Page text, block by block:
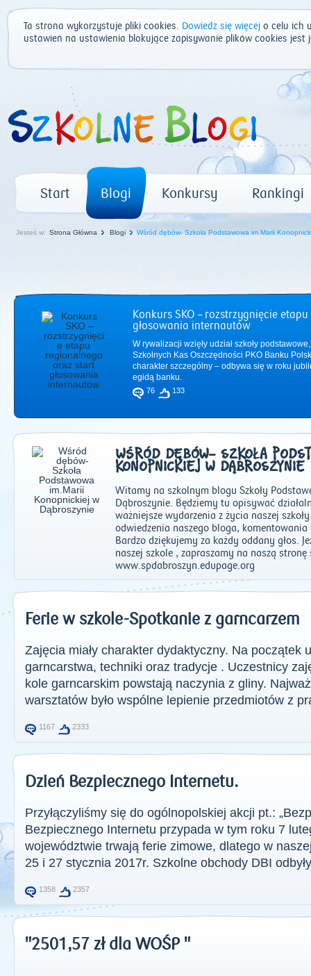
Ta strona wykorzystuje pliki cookies. Dowiedz się więcej o celu ich
ustawień na ustawienia blokujące zapisywanie plików cookies
Start Blogi Konkursy Rankingi
Jesteś w: Strona Główna Blogi Wśród dębów- Szkoła Podstawowa im.Marii
Konkurs SKO – rozstrzygnięcie
głosowania internautów
W rywalizacji wzięły udział szkoły
Szkolnych Kas Oszczędności PKO Banku
charakter szczególny – odbywa się w roku
egidą banku.
76 133
WŚRÓD DĘBÓW- SZKOŁA
KONOPNICKIEJ W DĄBROSZYNIE
Witamy na szkolnym blogu Szkoły
Dąbroszynie. Będziemy tu opisywać
ważniejsze wydarzenia z życia naszej
odwiedzenia naszego bloga,
Bardzo dziękujemy za każdy oddany głos.
naszej szkole , zapraszamy na naszą stronę
www.spdabroszyn.edupage.org
Ferie w szkole-Spotkanie z garncarzem
Zajęcia miały charakter dydaktyczny. Na początek
garncarstwa, techniki oraz tradycje . Uczestnicy
kole garncarskim powstają naczynia z gliny.
warsztatów było wspólne lepienie przedmiotów z
1167 2333
Dzień Bezpiecznego Internetu.
Przyłączyliśmy się do ogólnopolskiej akcji pt.:
Bezpiecznego Internetu przypada w tym roku 7
województwie trwają ferie zimowe, dlatego w
25 i 27 stycznia 2017r. Szkolne obchody DBI
1358 2357
"2501,57 zł dla WOŚP "
2011| 2012|